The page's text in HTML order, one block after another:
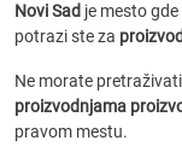
Novi Sad je mesto
potrazi ste za
Ne morate
proizvodnjama
pravom mestu.